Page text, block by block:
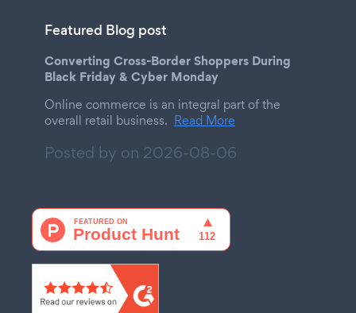
Featured Blog post
Converting Cross-Border Shoppers During
Black Friday & Cyber Monday
Online commerce is an integral part of the
overall retail business. Read More
Posted by on 2026-08-06